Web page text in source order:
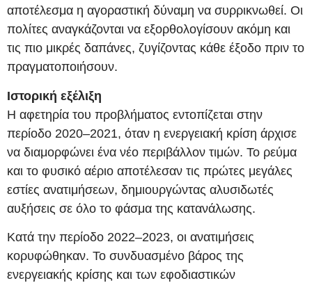
αποτέλεσμα η αγοραστική δύναμη να συρρικνωθεί. Οι
πολίτες αναγκάζονται να εξορθολογίσουν ακόμη και
τις πιο μικρές δαπάνες, ζυγίζοντας κάθε έξοδο πριν το
πραγματοποιήσουν.
Ιστορική εξέλιξη
Η αφετηρία του προβλήματος εντοπίζεται στην
περίοδο 2020–2021, όταν η ενεργειακή κρίση άρχισε
να διαμορφώνει ένα νέο περιβάλλον τιμών. Το ρεύμα
και το φυσικό αέριο αποτέλεσαν τις πρώτες μεγάλες
εστίες ανατιμήσεων, δημιουργώντας αλυσιδωτές
αυξήσεις σε όλο το φάσμα της κατανάλωσης.
Κατά την περίοδο 2022–2023, οι ανατιμήσεις
κορυφώθηκαν. Το συνδυασμένο βάρος της
ενεργειακής κρίσης και των εφοδιαστικών